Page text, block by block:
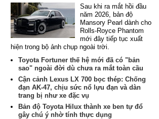
Sau khi ra mắt hồi đầu
năm 2026, bản độ
Mansory Pearl dành cho
Rolls-Royce Phantom
mới đây tiếp tục xuất
hiện trong bộ ảnh chụp ngoài trời.
Toyota Fortuner thế hệ mới đã có "bản
sao" ngoài đời dù chưa ra mắt toàn cầu
Cận cảnh Lexus LX 700 bọc thép: Chống
đạn AK-47, chịu sức nổ lựu đạn và dàn
trang bị như xe đặc vụ
Bản độ Toyota Hilux thành xe ben tự đổ
gây chú ý nhờ tính thực dụng